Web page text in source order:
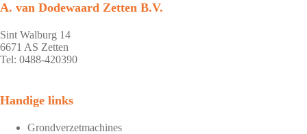
A. van Dodewaard Zetten B.V.
Sint Walburg 14
6671 AS Zetten
Tel: 0488-420390
Handige links
Grondverzetmachines